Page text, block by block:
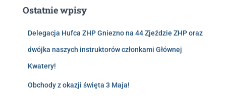
Ostatnie wpisy
Delegacja Hufca ZHP Gniezno na 44 Zjeździe ZHP oraz
dwójka naszych instruktorów członkami Głównej
Kwatery!
Obchody z okazji święta 3 Maja!